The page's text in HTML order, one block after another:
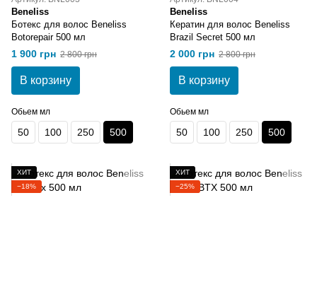
Beneliss
Ботекс для волос Beneliss
Botorepair 500 мл
1 900 грн 2 800 грн
В корзину
Обьем мл
50 100 250 500
Beneliss
Кератин для волос Beneliss
Brazil Secret 500 мл
2 000 грн 2 800 грн
В корзину
Обьем мл
50 100 250 500
ХИТ
−18%
ХИТ
−25%